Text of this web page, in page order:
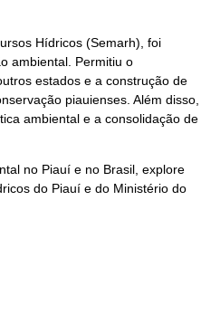
Hídricos (Semarh), foi
ambiental. Permitiu o
estados e a construção de
piauienses. Além disso,
ambiental e a consolidação de
no Piauí e no Brasil, explore
do Piauí e do Ministério do